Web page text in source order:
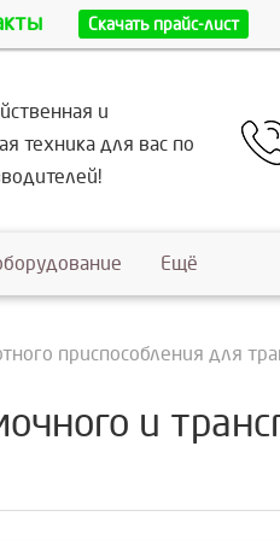
Скачать прайс-лист
и
техника для вас по
Ещё
приспособления для
и